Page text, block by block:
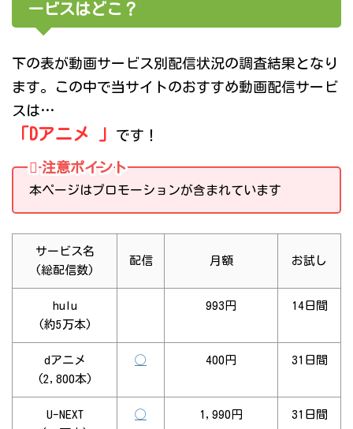
ービスはどこ？
下の表が動画サービス別配信状況の調査結果となり
ます。この中で当サイトのおすすめ動画配信サービ
スは…
「Dアニメ 」 です！
注意ポイント
本ページはプロモーションが含まれています
サービス名
(総配信数)
配信 月額 お試し
hulu
(約5万本)
993円 14日間
dアニメ
(2,800本)
◯ 400円 31日間
U-NEXT
◯ 1,990円 31日間